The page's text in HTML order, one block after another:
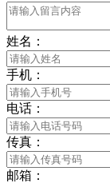
姓名：
手机：
电话：
传真：
邮箱：